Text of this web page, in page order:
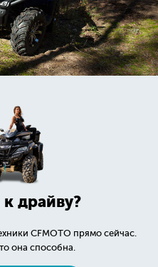
драйву?
CFMOTO прямо сейчас.
она способна.